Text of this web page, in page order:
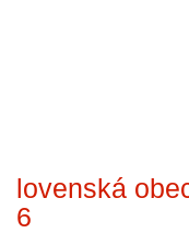
lovenská
6